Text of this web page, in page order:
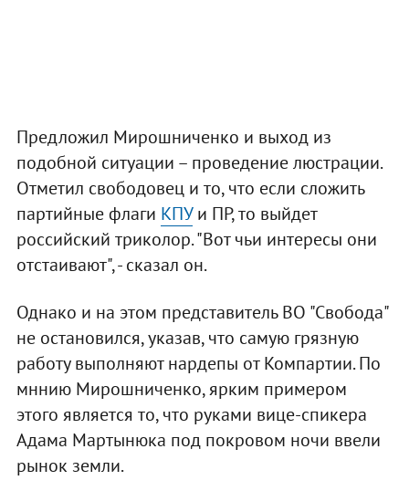
Предложил Мирошниченко и выход из
подобной ситуации – проведение люстрации.
Отметил свободовец и то, что если сложить
партийные флаги КПУи ПР, то выйдет
российский триколор. "Вот чьи интересы они
отстаивают", - сказал он.
Однако и на этом представитель ВО "Свобода"
не остановился, указав, что самую грязную
работу выполняют нардепы от Компартии. По
мннию Мирошниченко, ярким примером
этого является то, что руками вице-спикера
Адама Мартынюка под покровом ночи ввели
рынок земли.